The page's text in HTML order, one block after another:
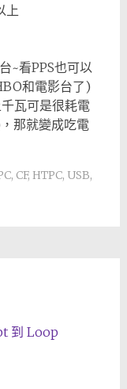
上
~看PPS也可以
和電影台了)
瓦可是很耗電
那就變成吃電
, CF, HTPC, USB,
到 Loop